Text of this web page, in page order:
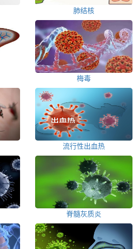
肺结核
梅毒
流行性出血热
脊髓灰质炎